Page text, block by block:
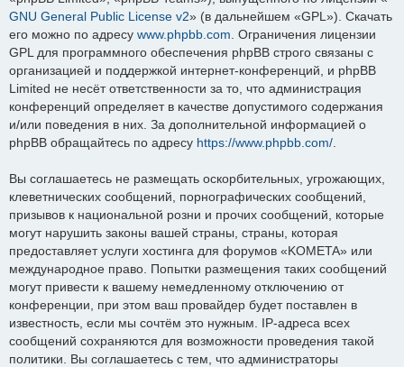
GNU General Public License v2» (в дальнейшем «GPL»). Скачать
его можно по адресу www.phpbb.com . Ограничения лицензии
GPL для программного обеспечения phpBB строго связаны с
организацией и поддержкой интернет-конференций, и phpBB
Limited не несёт ответственности за то, что администрация
конференций определяет в качестве допустимого содержания
и/или поведения в них. За дополнительной информацией о
phpBB обращайтесь по адресу https://www.phpbb.com/
Вы соглашаетесь не размещать оскорбительных, угрожающих,
клеветнических сообщений, порнографических сообщений,
призывов к национальной розни и прочих сообщений, которые
могут нарушить законы вашей страны, страны, которая
предоставляет услуги хостинга для форумов «KOMETA» или
международное право. Попытки размещения таких сообщений
могут привести к вашему немедленному отключению от
конференции, при этом ваш провайдер будет поставлен в
известность, если мы сочтём это нужным. IP-адреса всех
сообщений сохраняются для возможности проведения такой
политики. Вы соглашаетесь с тем, что администраторы